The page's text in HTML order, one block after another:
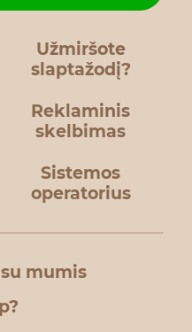
Užmiršote
slaptažodį?
Reklaminis
skelbimas
Sistemos
operatorius
mumis